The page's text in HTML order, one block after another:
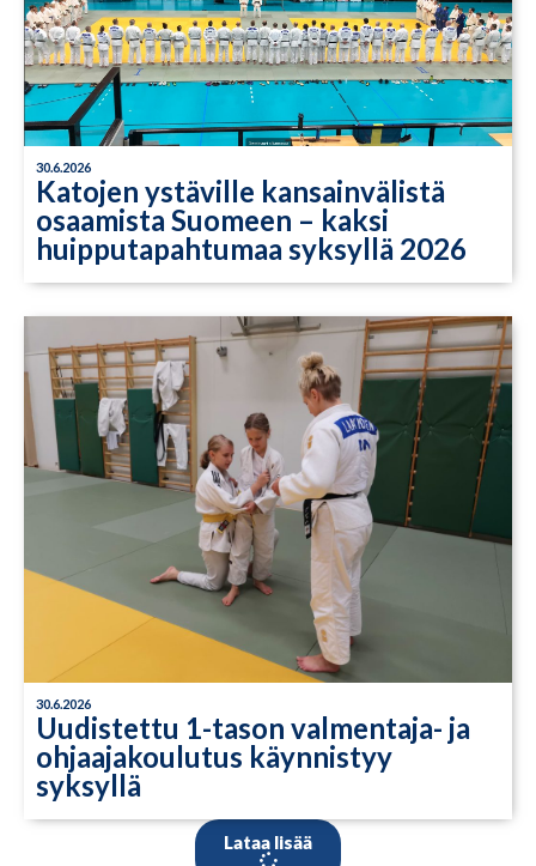
30.6.2026
Katojen ystäville kansainvälistä
osaamista Suomeen – kaksi
huipputapahtumaa syksyllä 2026
30.6.2026
Uudistettu 1-tason valmentaja- ja
ohjaajakoulutus käynnistyy
syksyllä
Lataa lisää